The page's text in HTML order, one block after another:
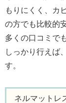
もりにくく、カ
の方でも比較的
多くの口コミで
しっかり行えば
す。
ネルマットレ